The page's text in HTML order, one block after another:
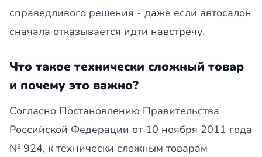
справедливого решения - даже если автосалон
сначала отказывается идти навстречу.
Что такое технически сложный товар
и почему это важно?
Согласно Постановлению Правительства
Российской Федерации от 10 ноября 2011 года
№ 924, к технически сложным товарам